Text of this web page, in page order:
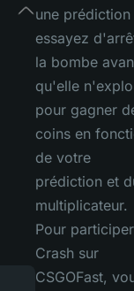
une prédiction
essayez
la bombe
qu'elle
pour gagner
coins en
de votre
prédiction et
multiplicateur.
Pour
Crash sur
CSGOFast,